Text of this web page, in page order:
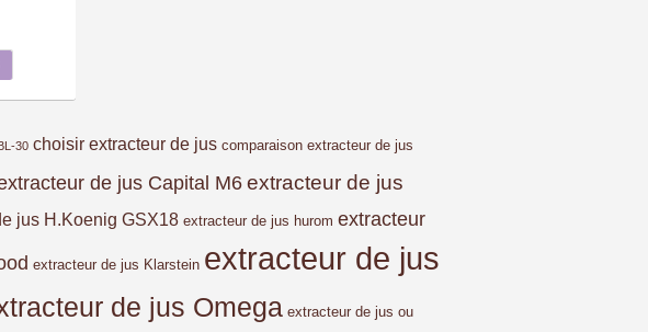
30 choisir extracteur de jus comparaison extracteur de jus
de jus Capital M6 extracteur de jus
jus H.Koenig GSX18 extracteur de jus hurom extracteur
extracteur de jus Klarstein extracteur de jus
de jus Omega extracteur de jus ou